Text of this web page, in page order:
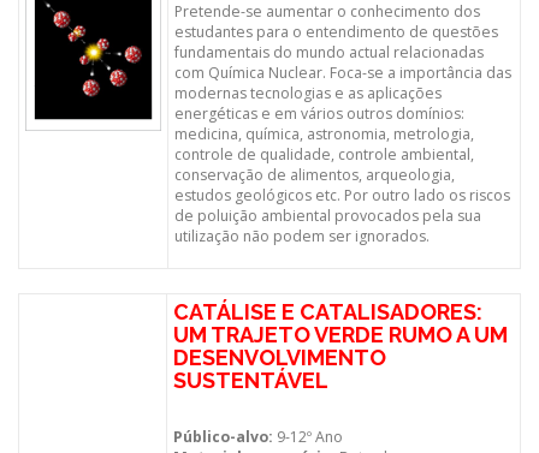
Pretende-se aumentar o conhecimento dos
estudantes para o entendimento de questões
fundamentais do mundo actual relacionadas
com Química Nuclear. Foca-se a importância das
modernas tecnologias e as aplicações
energéticas e em vários outros domínios:
medicina, química, astronomia, metrologia,
controle de qualidade, controle ambiental,
conservação de alimentos, arqueologia,
estudos geológicos etc. Por outro lado os riscos
de poluição ambiental provocados pela sua
utilização não podem ser ignorados.
CATÁLISE E CATALISADORES:
UM TRAJETO VERDE RUMO A UM
DESENVOLVIMENTO
SUSTENTÁVEL
Público-alvo: 9-12º Ano